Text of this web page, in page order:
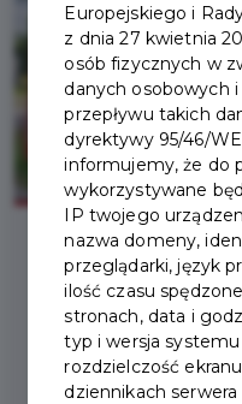
2025-07-10
PÓŁ
Europejskiego i
z dnia 27 kwietnia
osób fizycznych w
danych osobowych
przepływu takich
dyrektywy 95/46/
informujemy, że do
wykorzystywane
IP twojego
nazwa domeny,
przeglądarki, język
ilość czasu
stronach, data i
typ i wersja
rozdzielczość
dziennikach